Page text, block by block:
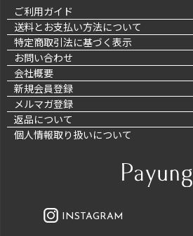
ご利用ガイド
送料とお支払い方法について
特定商取引法に基づく表示
お問い合わせ
会社概要
新規会員登録
メルマガ登録
返品について
個人情報取り扱いについて
INSTAGRAM